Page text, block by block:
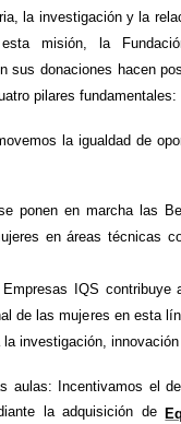
la investigación y la
esta misión, la
sus donaciones hacen
pilares fundamentales:
la igualdad de
ponen en marcha las
en áreas técnicas
IQS contribuye
de las mujeres en esta
investigación,
aulas: Incentivamos el
la adquisición de